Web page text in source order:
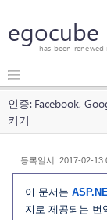
egocube
has been renewed
인증: Facebook,
키기
등록일시: 2017-02-
이 문서는
지로 제공되는 번